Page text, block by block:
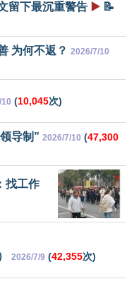
留下最沉重警告 ▶️ 📝
为何不返？ 2026/7/10
(10,045次)
导制” 2026/7/10 (47,300
找工作
2026/7/9 (42,355次)